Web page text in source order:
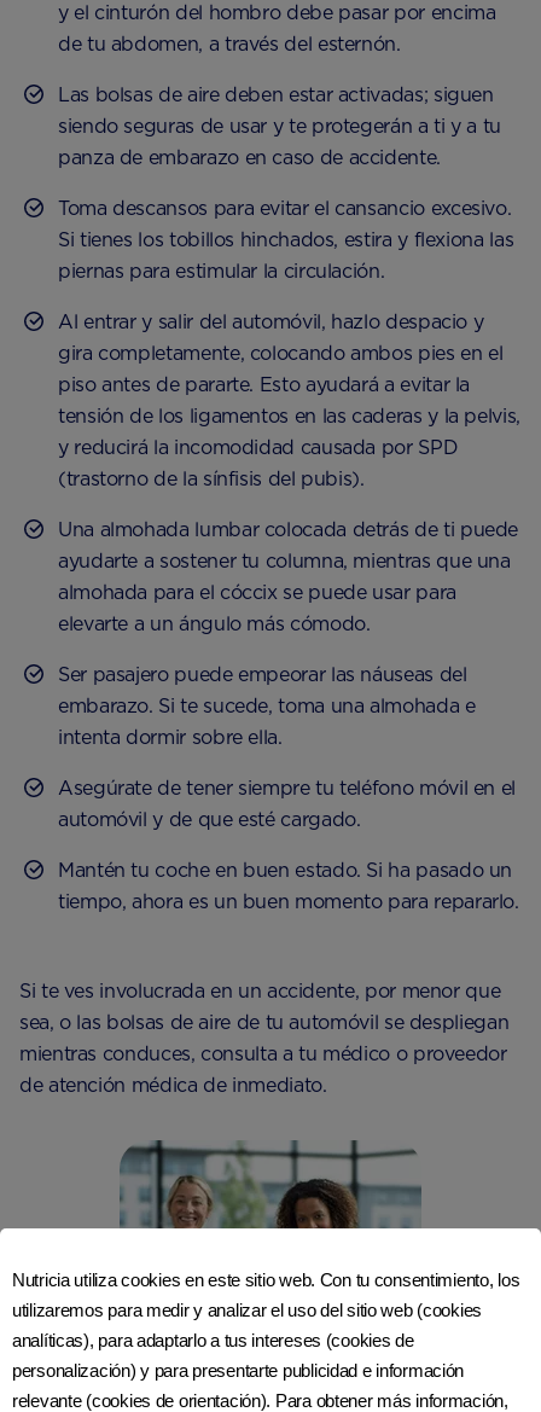
y el cinturón del hombro debe pasar por encima
de tu abdomen, a través del esternón.
Las bolsas de aire deben estar activadas; siguen
siendo seguras de usar y te protegerán a ti y a tu
panza de embarazo en caso de accidente.
Toma descansos para evitar el cansancio excesivo.
Si tienes los tobillos hinchados, estira y flexiona las
piernas para estimular la circulación.
Al entrar y salir del automóvil, hazlo despacio y
gira completamente, colocando ambos pies en el
piso antes de pararte. Esto ayudará a evitar la
tensión de los ligamentos en las caderas y la pelvis,
y reducirá la incomodidad causada por SPD
(trastorno de la sínfisis del pubis).
Una almohada lumbar colocada detrás de ti puede
ayudarte a sostener tu columna, mientras que una
almohada para el cóccix se puede usar para
elevarte a un ángulo más cómodo.
Ser pasajero puede empeorar las náuseas del
embarazo. Si te sucede, toma una almohada e
intenta dormir sobre ella.
Asegúrate de tener siempre tu teléfono móvil en el
automóvil y de que esté cargado.
Mantén tu coche en buen estado. Si ha pasado un
tiempo, ahora es un buen momento para repararlo.
Si te ves involucrada en un accidente, por menor que
sea, o las bolsas de aire de tu automóvil se despliegan
mientras conduces, consulta a tu médico o proveedor
de atención médica de inmediato.
Nutricia utiliza cookies en este sitio web. Con tu consentimiento, los
utilizaremos para medir y analizar el uso del sitio web (cookies
analíticas), para adaptarlo a tus intereses (cookies de
personalización) y para presentarte publicidad e información
relevante (cookies de orientación). Para obtener más información,